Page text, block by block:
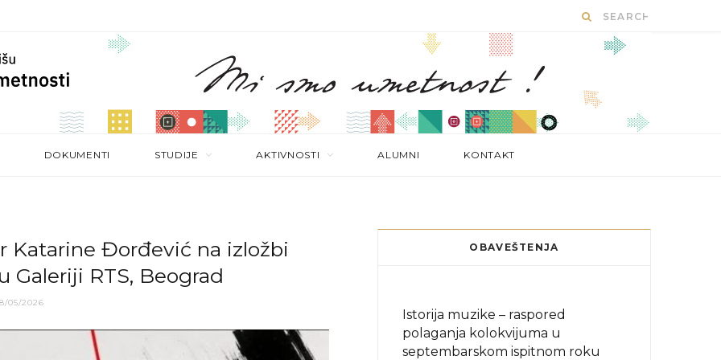
DOKUMENTI STUDIJE AKTIVNOSTI ALUMNI KONTAKT
Katarine Đorđević na izložbi
Galeriji RTS, Beograd
05/2026
OBAVEŠTENJA
Istorija muzike – raspored
polaganja kolokvijuma u
septembarskom ispitnom roku